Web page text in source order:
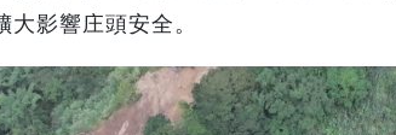
影響庄頭安全。